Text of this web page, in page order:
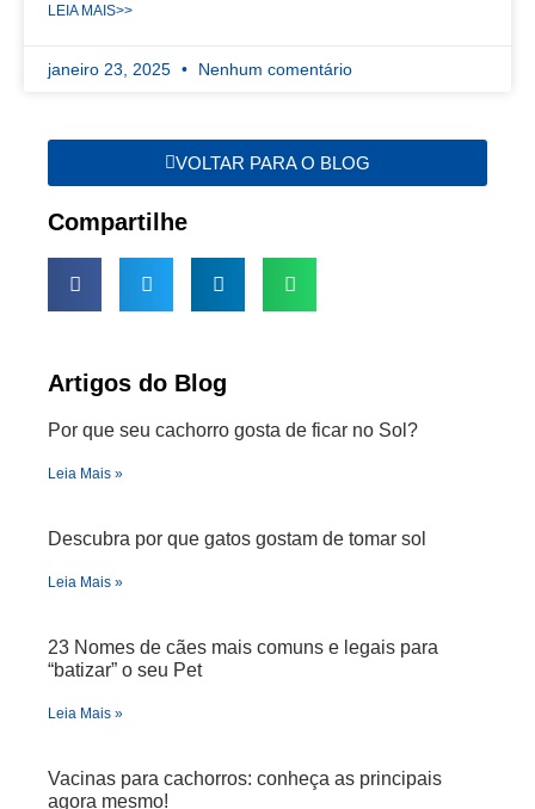
LEIA MAIS>>
janeiro 23, 2025 Nenhum comentário
VOLTAR PARA O BLOG
Compartilhe
Artigos do Blog
Por que seu cachorro gosta de ficar no Sol?
Leia Mais »
Descubra por que gatos gostam de tomar sol
Leia Mais »
23 Nomes de cães mais comuns e legais para
“batizar” o seu Pet
Leia Mais »
Vacinas para cachorros: conheça as principais
agora mesmo!